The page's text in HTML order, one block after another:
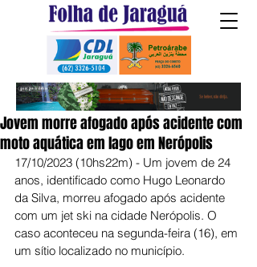
Jovem morre afogado após acidente com
moto aquática em lago em Nerópolis
17/10/2023 (10hs22m) - Um jovem de 24
anos, identificado como Hugo Leonardo
da Silva, morreu afogado após acidente
com um jet ski na cidade Nerópolis. O
caso aconteceu na segunda-feira (16), em
um sítio localizado no município.